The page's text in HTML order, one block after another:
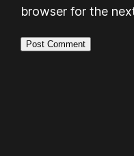
browser for the